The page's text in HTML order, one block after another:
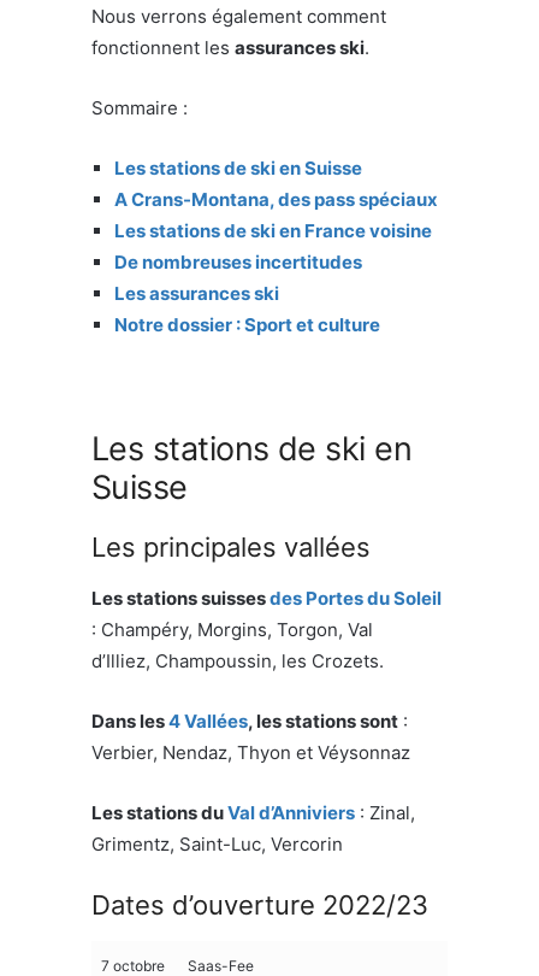
Nous verrons également comment
fonctionnent les assurances ski.
Sommaire :
Les stations de ski en Suisse
A Crans-Montana, des pass spéciaux
Les stations de ski en France voisine
De nombreuses incertitudes
Les assurances ski
Notre dossier : Sport et culture
Les stations de ski en
Suisse
Les principales vallées
Les stations suissesdes Portes du Soleil
: Champéry, Morgins, Torgon, Val
d’Illiez, Champoussin, les Crozets.
Dans les4 Vallées, les stations sont :
Verbier, Nendaz, Thyon et Véysonnaz
Les stations duVal d’Anniviers : Zinal,
Grimentz, Saint-Luc, Vercorin
Dates d’ouverture 2022/23
7 octobre Saas-Fee